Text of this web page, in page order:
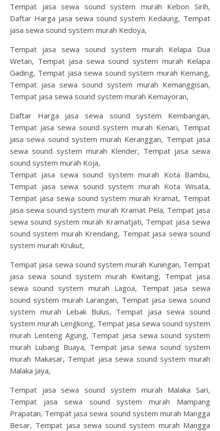
Tempat jasa sewa sound system murah Kebon Sirih,
Daftar Harga jasa sewa sound system Kedaung, Tempat
jasa sewa sound system murah Kedoya,
Tempat jasa sewa sound system murah Kelapa Dua
Wetan, Tempat jasa sewa sound system murah Kelapa
Gading, Tempat jasa sewa sound system murah Kemang,
Tempat jasa sewa sound system murah Kemanggisan,
Tempat jasa sewa sound system murah Kemayoran,
Daftar Harga jasa sewa sound system Kembangan,
Tempat jasa sewa sound system murah Kenari, Tempat
jasa sewa sound system murah Keranggan, Tempat jasa
sewa sound system murah Klender, Tempat jasa sewa
sound system murah Koja,
Tempat jasa sewa sound system murah Kota Bambu,
Tempat jasa sewa sound system murah Kota Wisata,
Tempat jasa sewa sound system murah Kramat, Tempat
jasa sewa sound system murah Kramat Pela, Tempat jasa
sewa sound system murah Kramatjati, Tempat jasa sewa
sound system murah Krendang, Tempat jasa sewa sound
system murah Krukut,
Tempat jasa sewa sound system murah Kuningan, Tempat
jasa sewa sound system murah Kwitang, Tempat jasa
sewa sound system murah Lagoa, Tempat jasa sewa
sound system murah Larangan, Tempat jasa sewa sound
system murah Lebak Bulus, Tempat jasa sewa sound
system murah Lengkong, Tempat jasa sewa sound system
murah Lenteng Agung, Tempat jasa sewa sound system
murah Lubang Buaya, Tempat jasa sewa sound system
murah Makasar, Tempat jasa sewa sound system murah
Malaka Jaya,
Tempat jasa sewa sound system murah Malaka Sari,
Tempat jasa sewa sound system murah Mampang
Prapatan, Tempat jasa sewa sound system murah Mangga
Besar, Tempat jasa sewa sound system murah Mangga